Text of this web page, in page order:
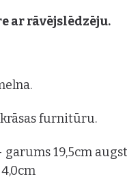
ar rāvējslēdzēju.
furnitūru.
garums 19,5cm